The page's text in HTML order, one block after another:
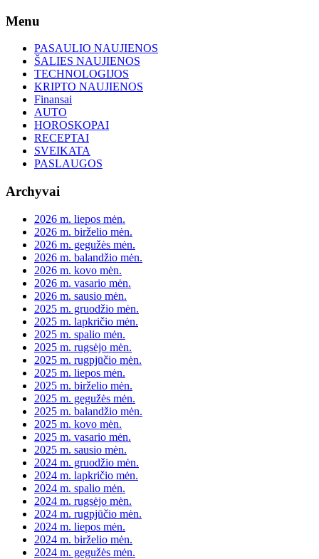
Skip
content
Menu
PASAULIO NAUJIENOS
ŠALIES NAUJIENOS
TECHNOLOGIJOS
KRIPTO NAUJIENOS
Finansai
AUTO
HOROSKOPAI
RECEPTAI
SVEIKATA
PASLAUGOS
Archyvai
2026 m. liepos mėn.
2026 m. birželio mėn.
2026 m. gegužės mėn.
2026 m. balandžio mėn.
2026 m. kovo mėn.
2026 m. vasario mėn.
2026 m. sausio mėn.
2025 m. gruodžio mėn.
2025 m. lapkričio mėn.
2025 m. spalio mėn.
2025 m. rugsėjo mėn.
2025 m. rugpjūčio mėn.
2025 m. liepos mėn.
2025 m. birželio mėn.
2025 m. gegužės mėn.
2025 m. balandžio mėn.
2025 m. kovo mėn.
2025 m. vasario mėn.
2025 m. sausio mėn.
2024 m. gruodžio mėn.
2024 m. lapkričio mėn.
2024 m. spalio mėn.
2024 m. rugsėjo mėn.
2024 m. rugpjūčio mėn.
2024 m. liepos mėn.
2024 m. birželio mėn.
2024 m. gegužės mėn.